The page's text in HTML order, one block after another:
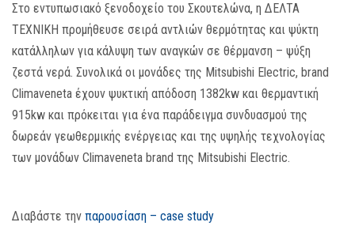
ΦΥΛΛΑΔΙΑ
ΕΥΚΑΙΡΙΕΣ ΕΡΓΑΣΙΑΣ
ΕΠΙΚΟΙΝΩΝΙΑ
E-SHOP
Στο εντυπωσιακό ξενοδοχείο του Σκουτελώνα, η ΔΕΛΤΑ
ΤΕΧΝΙΚΗ προμήθευσε σειρά αντλιών θερμότητας και ψύκτη
κατάλληλων για κάλυψη των αναγκών σε θέρμανση – ψύξη
ζεστά νερά. Συνολικά οι μονάδες της Mitsubishi Electric, brand
Climaveneta έχουν ψυκτική απόδοση 1382kw και θερμαντική
915kw και πρόκειται για ένα παράδειγμα συνδυασμού της
δωρεάν γεωθερμικής ενέργειας και της υψηλής τεχνολογίας
των μονάδων Climaveneta brand της Mitsubishi Electric.
Διαβάστε την παρουσίαση – case study